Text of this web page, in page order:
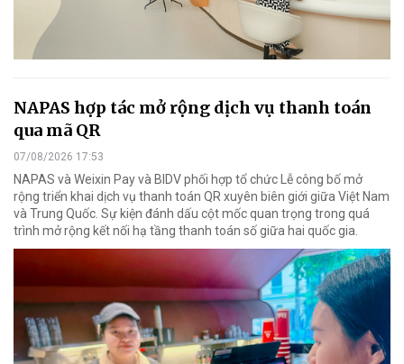
NAPAS hợp tác mở rộng dịch vụ thanh toán
qua mã QR
07/08/2026 17:53
NAPAS và Weixin Pay và BIDV phối hợp tổ chức Lễ công bố mở
rộng triển khai dịch vụ thanh toán QR xuyên biên giới giữa Việt Nam
và Trung Quốc. Sự kiện đánh dấu cột mốc quan trọng trong quá
trình mở rộng kết nối hạ tầng thanh toán số giữa hai quốc gia.